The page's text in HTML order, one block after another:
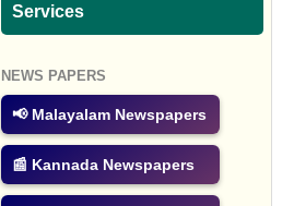
Services
NEWS PAPERS
📢 Malayalam Newspapers
📰 Kannada Newspapers